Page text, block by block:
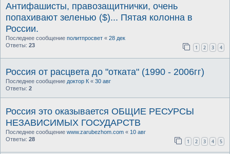
Антифашисты, правозащитнички, очень
попахивают зеленью ($)... Пятая колонна в
России.
Последнее сообщение политпросвет « 28 дек
Ответы: 23 1 2 3 4
Россия от расцвета до "отката" (1990 - 2006гг)
Последнее сообщение доктор К « 30 авг
Ответы: 2
Россия это оказывается ОБЩИЕ РЕСУРСЫ
НЕЗАВИСИМЫХ ГОСУДАРСТВ
Последнее сообщение www.zarubezhom.com « 10 авг
Ответы: 28 1 2 3 4 5